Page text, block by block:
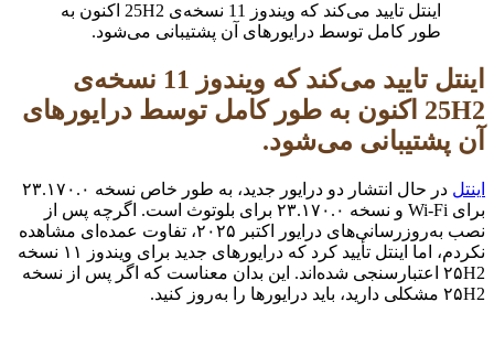
اینتل تایید می‌کند که ویندوز 11 نسخه‌ی 25H2 اکنون به
طور کامل توسط درایورهای آن پشتیبانی می‌شود.
اینتل تایید می‌کند که ویندوز 11 نسخه‌ی
25H2 اکنون به طور کامل توسط درایورهای
آن پشتیبانی می‌شود.
اینتل
در حال انتشار دو درایور جدید، به طور خاص نسخه ۲۳.۱۷۰.۰
برای Wi-Fi و نسخه ۲۳.۱۷۰.۰ برای بلوتوث است. اگرچه پس از
نصب به‌روزرسانی‌های درایور اکتبر ۲۰۲۵، تفاوت عمده‌ای مشاهده
نکردم، اما اینتل تأیید کرد که درایورهای جدید برای ویندوز ۱۱ نسخه
۲۵H2 اعتبارسنجی شده‌اند. این بدان معناست که اگر پس از نسخه
۲۵H2 مشکلی دارید، باید درایورها را به‌روز کنید.